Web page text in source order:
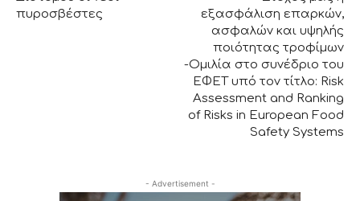
πυροσβέστες
εξασφάλιση επαρκών,
ασφαλών και υψηλής
ποιότητας τροφίμων
-Ομιλία στο συνέδριο του
ΕΦΕΤ υπό τον τίτλο: Risk
Assessment and Ranking
of Risks in European Food
Safety Systems
- Advertisement -